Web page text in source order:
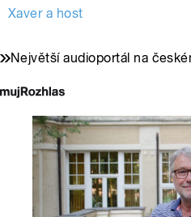
Xaver a host
Největší audioportál na